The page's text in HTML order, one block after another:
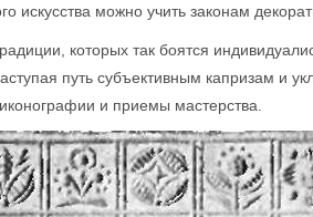
искусства можно учить законам
которых так боятся
путь субъективным капризам и
и приемы мастерства.